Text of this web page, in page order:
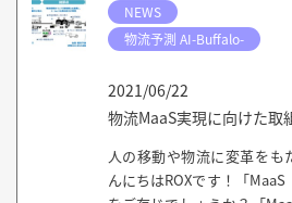
NEWS
物流予測 AI-Buffalo-
2021/06/22
物流MaaS実現に向けた取
人の移動や物流に変革をも
んにちはROXです！「